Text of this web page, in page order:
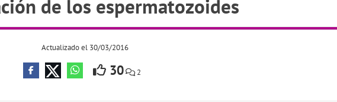
de los espermatozoides
Actualizado el 30/03/2016
30 2